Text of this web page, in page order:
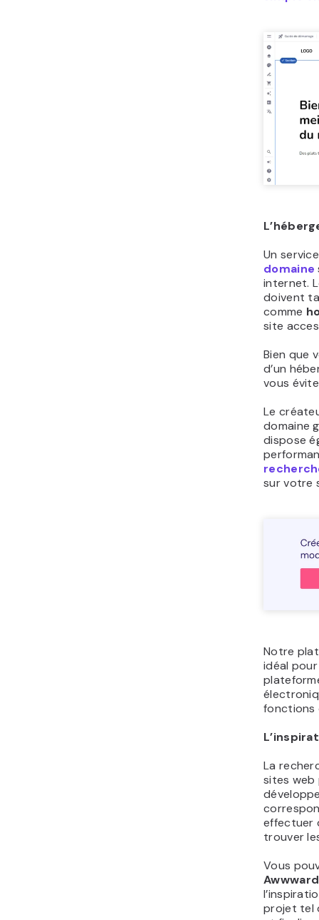
Un
domaine
internet.
doivent
comme
site
Bien que
d’un
vous
Le
domaine
dispose
sur votre
Notre
idéal
fonctions
La
sites web
effectuer
trouver
Vous
projet tel